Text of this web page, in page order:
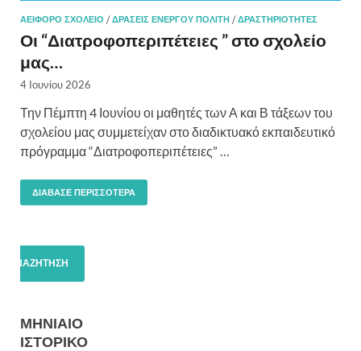
ΑΕΙΦΌΡΟ ΣΧΟΛΕΊΟ /ΔΡΆΣΕΙΣ ΕΝΕΡΓΟΎ ΠΟΛΊΤΗ /ΔΡΑΣΤΗΡΙΌΤΗΤΕΣ
Οι “Διατροφοπεριπέτειες ” στο σχολείο
μας…
4 Ιουνίου 2026
Την Πέμπτη 4 Ιουνίου οι μαθητές των Α και Β τάξεων του
σχολείου μας συμμετείχαν στο διαδικτυακό εκπαιδευτικό
πρόγραμμα “Διατροφοπεριπέτειες” …
ΔΙΆΒΑΣΕ ΠΕΡΙΣΣΌΤΕΡΑ
ΜΗΝΙΑΊΟ
ΙΣΤΟΡΙΚΌ